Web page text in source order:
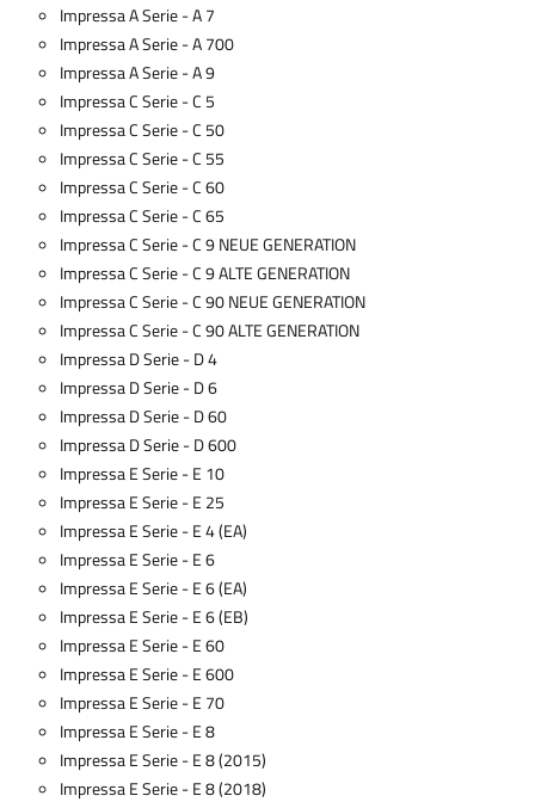
Impressa A Serie - A 7
Impressa A Serie - A 700
Impressa A Serie - A 9
Impressa C Serie - C 5
Impressa C Serie - C 50
Impressa C Serie - C 55
Impressa C Serie - C 60
Impressa C Serie - C 65
Impressa C Serie - C 9 NEUE GENERATION
Impressa C Serie - C 9 ALTE GENERATION
Impressa C Serie - C 90 NEUE GENERATION
Impressa C Serie - C 90 ALTE GENERATION
Impressa D Serie - D 4
Impressa D Serie - D 6
Impressa D Serie - D 60
Impressa D Serie - D 600
Impressa E Serie - E 10
Impressa E Serie - E 25
Impressa E Serie - E 4 (EA)
Impressa E Serie - E 6
Impressa E Serie - E 6 (EA)
Impressa E Serie - E 6 (EB)
Impressa E Serie - E 60
Impressa E Serie - E 600
Impressa E Serie - E 70
Impressa E Serie - E 8
Impressa E Serie - E 8 (2015)
Impressa E Serie - E 8 (2018)